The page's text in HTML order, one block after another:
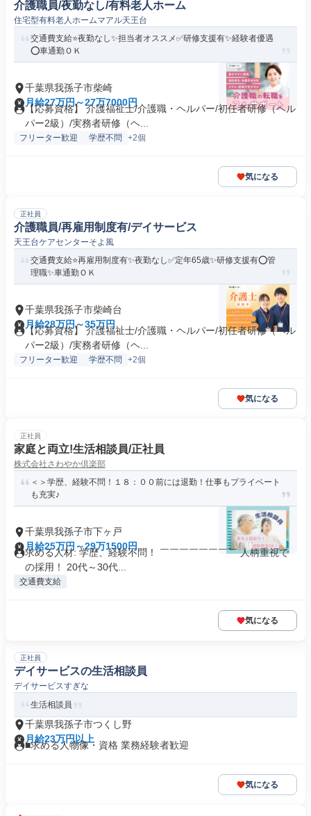
介護職員/夜勤なし/有料老人ホーム
住宅型有料老人ホームマアル天王台
交通費支給⭐️夜勤なし✨担当者オススメ✅️研修支援有✨経験者優遇
⭕️車通勤ＯＫ
千葉県我孫子市柴崎
月給27万円～27万7000円
【応募資格】 介護福祉士/介護職・ヘルパー/初任者研修（ヘル
パー2級）/実務者研修（ヘ...
フリーター歓迎 学歴不問 +2個
気になる
正社員
介護職員/再雇用制度有/デイサービス
天王台ケアセンターそよ風
交通費支給⭐️再雇用制度有✨夜勤なし✅️定年65歳✨研修支援有⭕️管
理職✨車通勤ＯＫ
千葉県我孫子市柴崎台
月給28万円～35万円
【応募資格】 介護福祉士/介護職・ヘルパー/初任者研修（ヘル
パー2級）/実務者研修（ヘ...
フリーター歓迎 学歴不問 +2個
気になる
正社員
家庭と両立!生活相談員/正社員
株式会社さわやか倶楽部
＜＞学歴、経験不問！１８：００前には退勤！仕事もプライベート
も充実♪
千葉県我孫子市下ヶ戸
月給25万円～29万1500円
求める人材: 学歴、経験不問！ ￣￣￣￣￣￣￣￣ 人柄重視で
の採用！ 20代～30代...
交通費支給
気になる
正社員
デイサービスの生活相談員
デイサービスすぎな
生活相談員
千葉県我孫子市つくし野
月給23万円以上
■求める人物像・資格 業務経験者歓迎
気になる